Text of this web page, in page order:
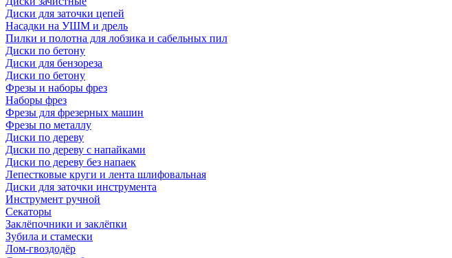
Диски для заточки цепей
Насадки на УШМ и дрель
Пилки и полотна для лобзика и сабельных пил
Диски по бетону
Диски для бензореза
Диски по бетону
Фрезы и наборы фрез
Наборы фрез
Фрезы для фрезерных машин
Фрезы по металлу
Диски по дереву
Диски по дереву с напайками
Диски по дереву без напаек
Лепестковые круги и лента шлифовальная
Диски для заточки инструмента
Инструмент ручной
Секаторы
Заклёпочники и заклёпки
Зубила и стамески
Лом-гвоздодёр